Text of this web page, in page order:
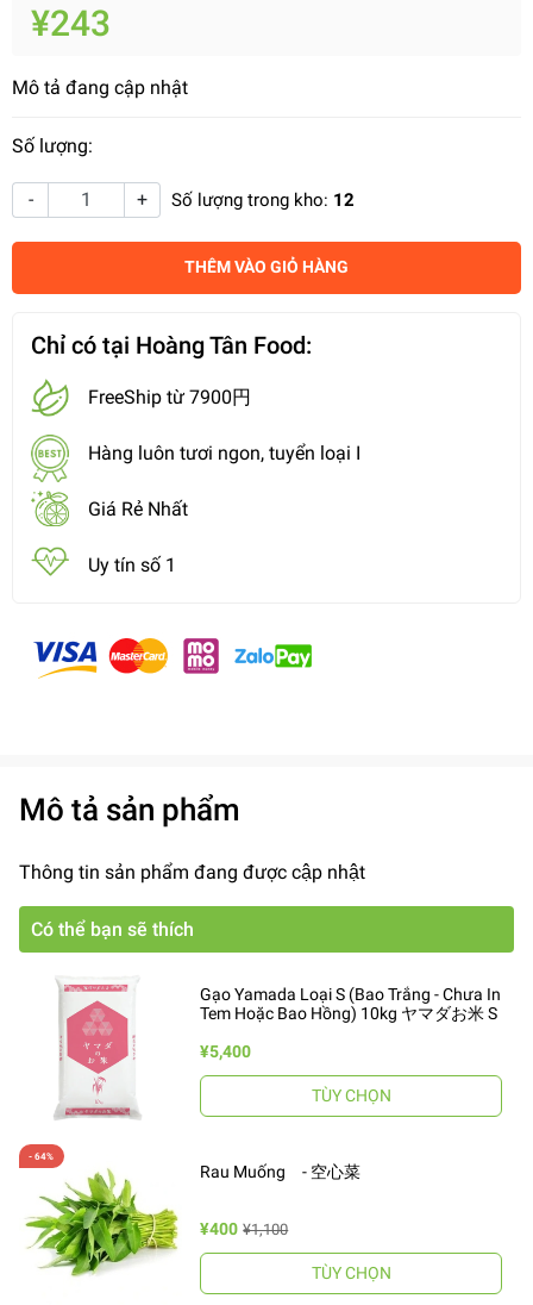
¥243
Mô tả đang cập nhật
Số lượng:
- + Số lượng trong kho: 12
THÊM VÀO GIỎ HÀNG
Chỉ có tại Hoàng Tân Food:
FreeShip từ 7900円
Hàng luôn tươi ngon, tuyển loại I
Giá Rẻ Nhất
Uy tín số 1
Mô tả sản phẩm
Thông tin sản phẩm đang được cập nhật
Có thể bạn sẽ thích
Gạo Yamada Loại S (Bao Trắng - Chưa In
Tem Hoặc Bao Hồng) 10kg ヤマダお米 S
¥5,400
TÙY CHỌN
Rau Muống - 空心菜
¥400 ¥1,100
TÙY CHỌN